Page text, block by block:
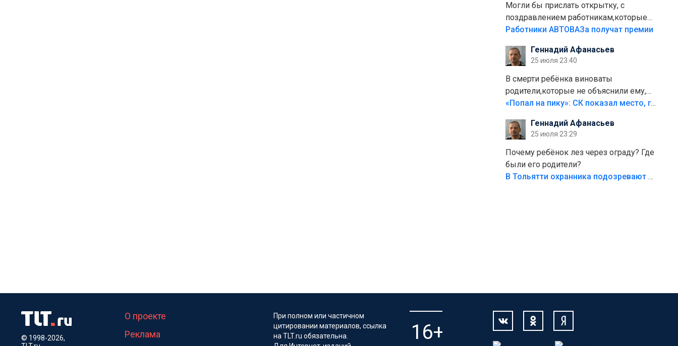
Могли бы прислать открытку, с
поздравлением работникам,которые
больше сорока лет отработали на
Работники АВТОВАЗа получат премии
Геннадий Афанасьев
25 июля 23:40
В смерти ребёнка виноваты
родители,которые не объяснили ему,
что такое хорошо и что такое плохо!
безумия,есть же калитка,ворота!
Жалко ребёнка,но он сам выбрал свою
судьбу.
«Попал на пику»: СК показал место, где был смертельно травмирован ребенок в Тольятти
Геннадий Афанасьев
25 июля 23:29
Почему ребёнок лез через ограду? Где
были его родители?
В Тольятти охранника подозревают в причинении смерти ребенку
© 1998-2026,
О проекте
Реклама
При полном или частичном
цитировании материалов, ссылка
на TLT.ru обязательна.